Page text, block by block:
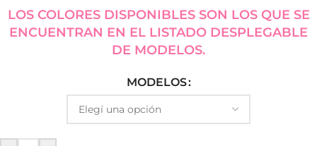
LOS COLORES DISPONIBLES SON LOS QUE SE
ENCUENTRAN EN EL LISTADO DESPLEGABLE
DE MODELOS.
MODELOS